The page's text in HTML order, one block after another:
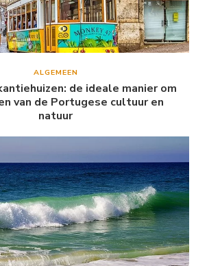
ALGEMEEN
de ideale manier om
van de Portugese cultuur en
natuur